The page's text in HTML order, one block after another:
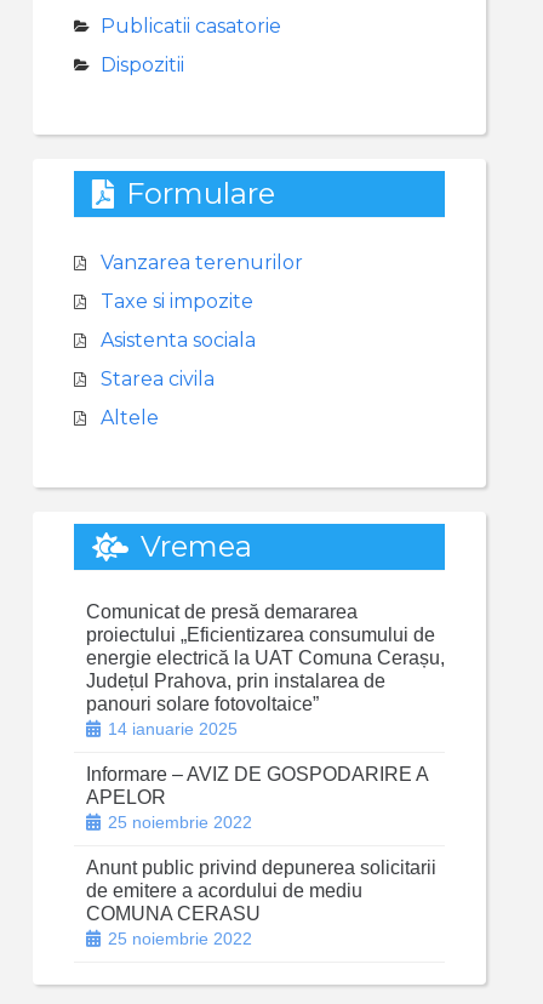
Publicatii casatorie
Dispozitii
Formulare
Vanzarea terenurilor
Taxe si impozite
Asistenta sociala
Starea civila
Altele
Vremea
Comunicat de presă demararea
proiectului „Eficientizarea consumului de
energie electrică la UAT Comuna Cerașu,
Județul Prahova, prin instalarea de
panouri solare fotovoltaice”
14 ianuarie 2025
Informare – AVIZ DE GOSPODARIRE A
APELOR
25 noiembrie 2022
Anunt public privind depunerea solicitarii
de emitere a acordului de mediu
COMUNA CERASU
25 noiembrie 2022